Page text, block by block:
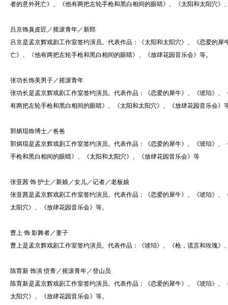
者的意外死亡》、《他有两把左轮手枪和黑白相间的眼睛》、《太阳和太阳穴》
吕京饰臭皮匠／摇滚青年／新郎
吕京是孟京辉戏剧工作室签约演员。代表作品：《太阳和太阳穴》、《恋爱的
亡》、《他有两把左轮手枪和黑白相间的眼睛》、《放肆花园音乐会》等。
张功长饰美男子／摇滚青年
张功长是孟京辉戏剧工作室签约演员。代表作品：《恋爱的犀牛》、《琥珀》
有两把左轮手枪和黑白相间的眼睛》、《太阳和太阳穴》、《放肆花园音乐会》
郭炳琨饰博士／爸爸
郭炳琨是孟京辉戏剧工作室签约演员。代表作品：《恋爱的犀牛》、《琥珀》
手枪和黑白相间的眼睛》、《太阳和太阳穴》、《放肆花园音乐会》等
张亚茜 饰 护士／新娘／女儿／记者／老板娘
张亚茜是孟京辉戏剧工作室签约演员。代表作品：《恋爱的犀牛》、《琥珀》
太阳穴》、《放肆花园音乐会》等。
曹上 饰 影舞者／妻子
曹上是孟京辉戏剧工作室签约演员。代表作品：《琥珀》、《枪，谎言和玫瑰
陈育新 饰演 愤青／摇滚青年／登山员
陈育新是孟京辉戏剧工作室签约演员。代表作品：《恋爱的犀牛》、《琥珀》
太阳穴》、《放肆花园音乐会》等。